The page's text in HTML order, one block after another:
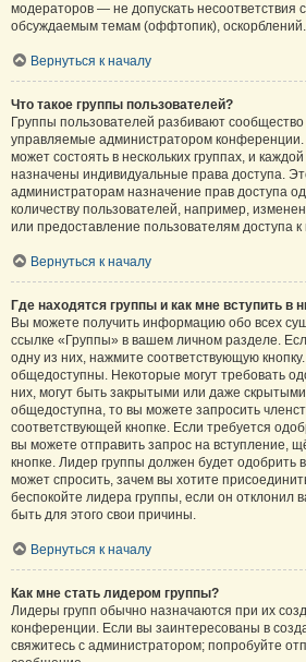
модераторов — не допускать несоответствия
обсуждаемым темам (оффтопик), оскорблений.
Вернуться к началу
Что такое группы пользователей?
Группы пользователей разбивают сообщество
управляемые администратором
может состоять в нескольких группах, и
назначены индивидуальные права доступа.
администраторам назначение прав доступа
количеству пользователей, например,
или предоставление пользователям доступа
Вернуться к началу
Где находятся группы и как мне вступить в
Вы можете получить информацию обо всех
ссылке «Группы» в вашем личном разделе.
одну из них, нажмите соответствующую
общедоступны. Некоторые могут требовать
них, могут быть закрытыми или даже
общедоступна, то вы можете запросить
соответствующей кнопке. Если требуется
вы можете отправить запрос на вступление,
кнопке. Лидер группы должен будет одобрить
может спросить, зачем вы хотите
беспокойте лидера группы, если он отклонил
быть для этого свои причины.
Вернуться к началу
Как мне стать лидером группы?
Лидеры групп обычно назначаются при их
конференции. Если вы заинтересованы в
свяжитесь с администратором; попробуйте